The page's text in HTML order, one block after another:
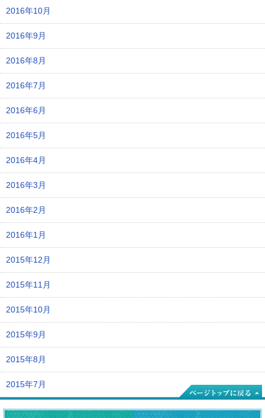
2016年10月
2016年9月
2016年8月
2016年7月
2016年6月
2016年5月
2016年4月
2016年3月
2016年2月
2016年1月
2015年12月
2015年11月
2015年10月
2015年9月
2015年8月
2015年7月